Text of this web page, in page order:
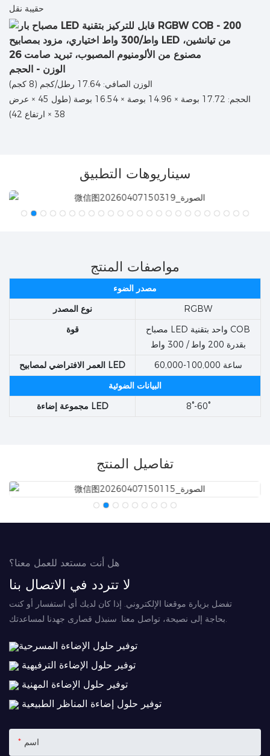
حقيبة نقل
الوزن - الحجم
الوزن الصافي: 17.64 رطل/كجم (8 كجم)
الحجم: 17.72 بوصة × 14.96 بوصة × 16.54 بوصة (طول 45 × عرض
38 × ارتفاع 42)
سيناريوهات التطبيق
مواصفات المنتج
مصدر الضوء
نوع المصدر
RGBW
قوة
مصباح LED واحد بتقنية COB
بقدرة 200 واط / 300 واط
العمر الافتراضي لمصابيح LED
60,000-100,000 ساعة
البيانات الضوئية
مجموعة إضاءة LED
8°-60°
تفاصيل المنتج
هل أنت مستعد للعمل معنا؟
لا تتردد في الاتصال بنا
تفضل بزيارة موقعنا الإلكتروني. إذا كان لديك أي استفسار أو كنت
بحاجة إلى نصيحة، تواصل معنا. سنبذل قصارى جهدنا لمساعدتك.
توفير حلول الإضاءة المسرحية
توفير حلول الإضاءة الترفيهية
توفير حلول الإضاءة المهنية
توفير حلول إضاءة المناظر الطبيعية
اسم